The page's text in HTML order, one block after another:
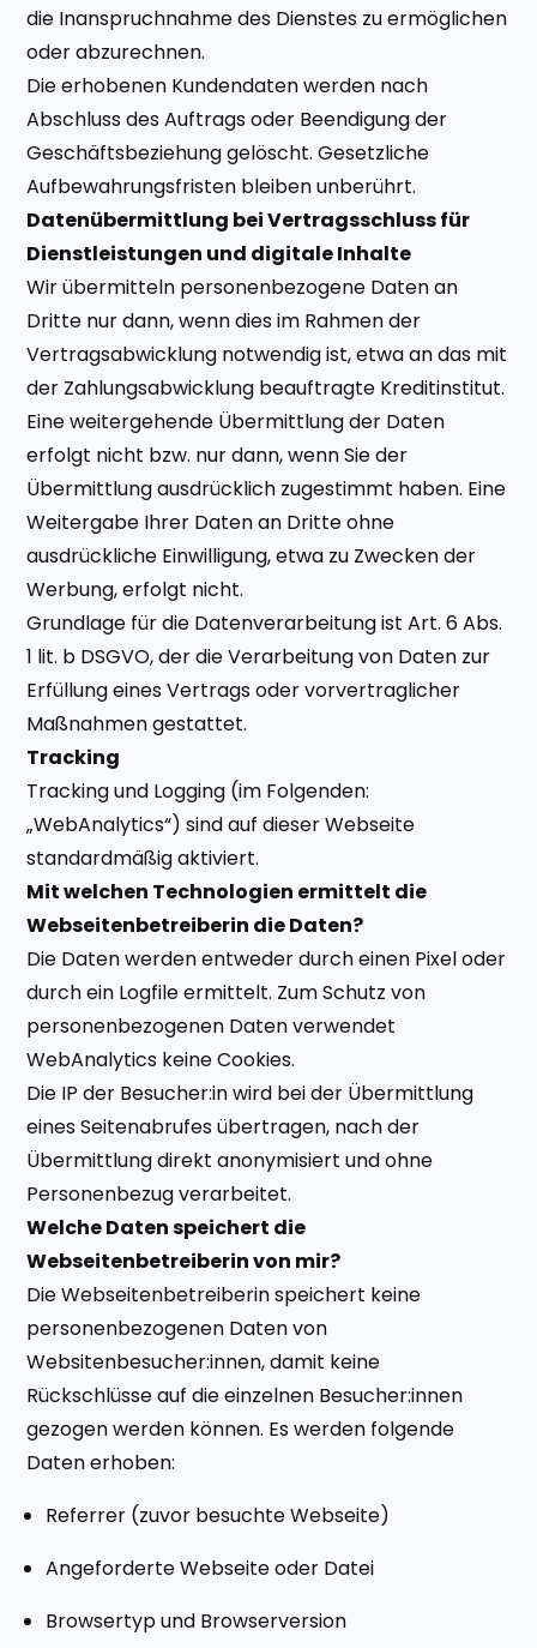
die Inanspruchnahme des Dienstes zu ermöglichen
oder abzurechnen.
Die erhobenen Kundendaten werden nach
Abschluss des Auftrags oder Beendigung der
Geschäftsbeziehung gelöscht. Gesetzliche
Aufbewahrungsfristen bleiben unberührt.
Datenübermittlung bei Vertragsschluss für
Dienstleistungen und digitale Inhalte
Wir übermitteln personenbezogene Daten an
Dritte nur dann, wenn dies im Rahmen der
Vertragsabwicklung notwendig ist, etwa an das mit
der Zahlungsabwicklung beauftragte Kreditinstitut.
Eine weitergehende Übermittlung der Daten
erfolgt nicht bzw. nur dann, wenn Sie der
Übermittlung ausdrücklich zugestimmt haben. Eine
Weitergabe Ihrer Daten an Dritte ohne
ausdrückliche Einwilligung, etwa zu Zwecken der
Werbung, erfolgt nicht.
Grundlage für die Datenverarbeitung ist Art. 6 Abs.
1 lit. b DSGVO, der die Verarbeitung von Daten zur
Erfüllung eines Vertrags oder vorvertraglicher
Maßnahmen gestattet.
Tracking
Tracking und Logging (im Folgenden:
„WebAnalytics“) sind auf dieser Webseite
standardmäßig aktiviert.
Mit welchen Technologien ermittelt die
Webseitenbetreiberin die Daten?
Die Daten werden entweder durch einen Pixel oder
durch ein Logfile ermittelt. Zum Schutz von
personenbezogenen Daten verwendet
WebAnalytics keine Cookies.
Die IP der Besucher:in wird bei der Übermittlung
eines Seitenabrufes übertragen, nach der
Übermittlung direkt anonymisiert und ohne
Personenbezug verarbeitet.
Welche Daten speichert die
Webseitenbetreiberin von mir?
Die Webseitenbetreiberin speichert keine
personenbezogenen Daten von
Websitenbesucher:innen, damit keine
Rückschlüsse auf die einzelnen Besucher:innen
gezogen werden können. Es werden folgende
Daten erhoben:
Referrer (zuvor besuchte Webseite)
Angeforderte Webseite oder Datei
Browsertyp und Browserversion